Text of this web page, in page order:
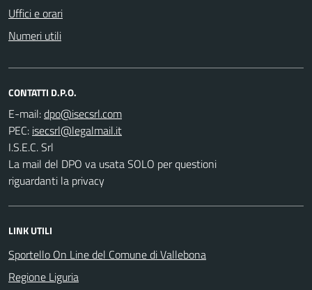
Uffici e orari
Numeri utili
CONTATTI D.P.O.
E-mail:
PEC:
I.S.E.C. Srl
La mail del DPO va usata SOLO per questioni
riguardanti la privacy
LINK UTILI
Sportello On Line del Comune di Vallebona
Regione Liguria